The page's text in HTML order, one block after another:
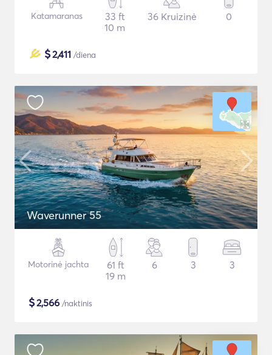
Katamaranas
33 ft
10 m
36 Kruizinė 0
$2,411 /diena
Waverunner 55
Motorinė jachta
61 ft
19 m
6 3 3
$2,566 /naktinis